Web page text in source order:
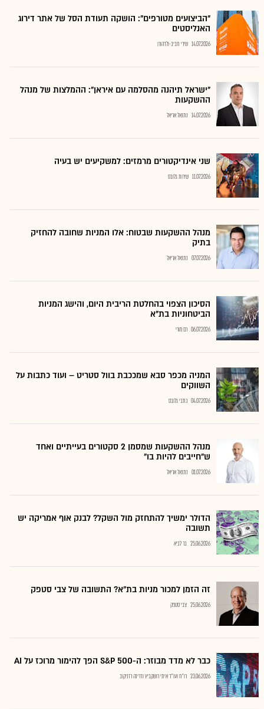
"הביצועים מטורפים": הושקה תעודת הסל של אתר דירוג
האנליסטים
14.07.2026 שירי חביב-ולדהורן
"ישראל תיהנה מהסלמה עם איראן": ההמלצות של מנהל
ההשקעות
14.07.2026 נתנאל אריאל
שני אינדיקטורים מרמזים: למשקיעים יש בעיה
11.07.2026 שירות גלובס
מנהל ההשקעות שבטוח: אלו המניות שחובה להחזיק
בתיק
07.07.2026 נתנאל אריאל
הסיכון הצפוי בהחלטת הריבית היום, והישג המניות
הביטחוניות בת"א
06.07.2026 רם מורי
המניה מכפר סבא שמככבת בוול סטריט – ועוד כתבות על
השווקים
04.07.2026 כתבי גלובס
מנהל ההשקעות שמסמן 2 סקטורים בעייתיים ואחד
ש"חייבים להיות בו"
01.07.2026 נתנאל אריאל
הדולר ימשיך להתחזק מול השקל? לבנק אוף אמריקה יש
תשובה
25.06.2026 בר לביא
זה הזמן למכור מניות בת"א? התשובה של צבי סטפק
25.06.2026 צבי סטפק
כבר לא מדד מבוזר: ה-S&P 500 הפך להימור מרוכז על AI
23.06.2026 רו"ח ועו"ד איתי רושקביץ ודרינה רזניקוב